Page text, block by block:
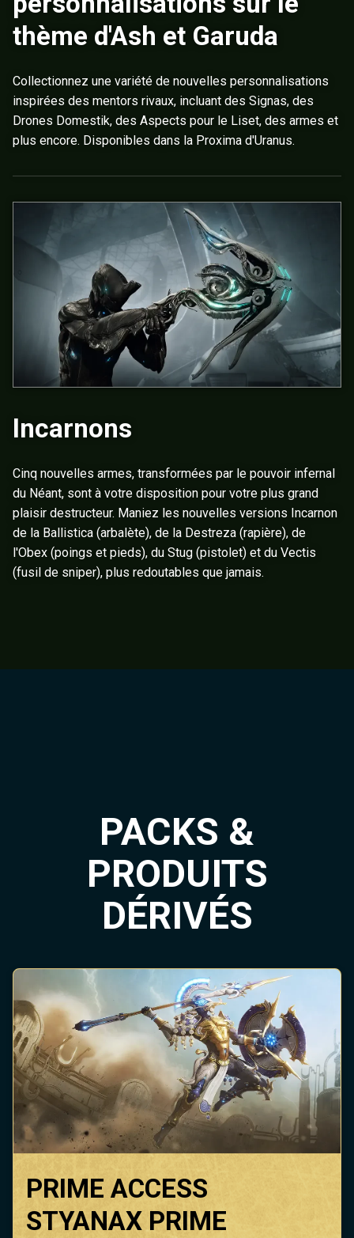
thème d'Ash et Garuda
Collectionnez une variété de nouvelles personnalisations
inspirées des mentors rivaux, incluant des Signas, des
Drones Domestik, des Aspects pour le Liset, des armes et
plus encore. Disponibles dans la Proxima d'Uranus.
Incarnons
Cinq nouvelles armes, transformées par le pouvoir infernal
du Néant, sont à votre disposition pour votre plus grand
plaisir destructeur. Maniez les nouvelles versions Incarnon
de la Ballistica (arbalète), de la Destreza (rapière), de
l'Obex (poings et pieds), du Stug (pistolet) et du Vectis
(fusil de sniper), plus redoutables que jamais.
PACKS &
PRODUITS
DÉRIVÉS
PRIME ACCESS
STYANAX PRIME